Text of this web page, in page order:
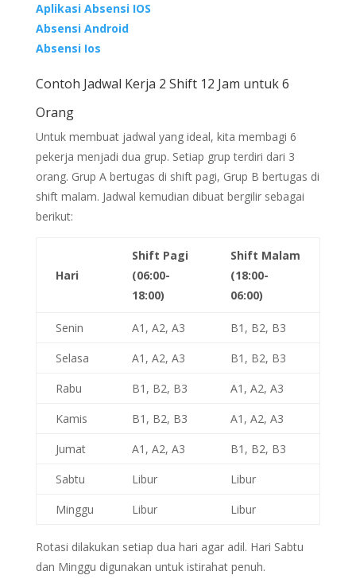
Aplikasi Absensi IOS
Absensi Android
Absensi Ios
Contoh Jadwal Kerja 2 Shift 12 Jam untuk 6
Orang
Untuk membuat jadwal yang ideal, kita membagi 6
pekerja menjadi dua grup. Setiap grup terdiri dari 3
orang. Grup A bertugas di shift pagi, Grup B bertugas di
shift malam. Jadwal kemudian dibuat bergilir sebagai
berikut:
Hari
Shift Pagi
(06:00-
18:00)
Shift Malam
(18:00-
06:00)
Senin A1, A2, A3
B1, B2, B3
Selasa
A1, A2, A3
B1, B2, B3
Rabu
B1, B2, B3
A1, A2, A3
Kamis
B1, B2, B3
A1, A2, A3
Jumat
A1, A2, A3
B1, B2, B3
Sabtu
Libur
Libur
Minggu
Libur Libur
Rotasi dilakukan setiap dua hari agar adil. Hari Sabtu
dan Minggu digunakan untuk istirahat penuh.